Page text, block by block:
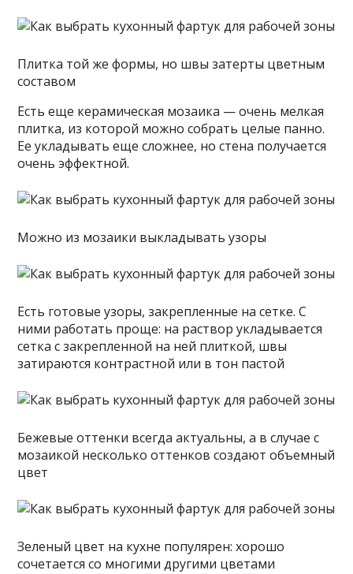
Плитка той же формы, но швы затерты цветным
составом
Есть еще керамическая мозаика — очень мелкая
плитка, из которой можно собрать целые панно.
Ее укладывать еще сложнее, но стена получается
очень эффектной.
Можно из мозаики выкладывать узоры
Есть готовые узоры, закрепленные на сетке. С
ними работать проще: на раствор укладывается
сетка с закрепленной на ней плиткой, швы
затираются контрастной или в тон пастой
Бежевые оттенки всегда актуальны, а в случае с
мозаикой несколько оттенков создают объемный
цвет
Зеленый цвет на кухне популярен: хорошо
сочетается со многими другими цветами